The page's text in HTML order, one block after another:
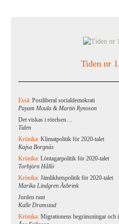
Tiden nr
Essä:Postliberal socialdemokrati
Payam Moula & Martin Rynoson
Det viskas i rörelsen…
Tiden
Krönika:Klimatpolitik för 2020-talet
Kajsa Borgnäs
Krönika:Löntagarpolitik för 2020-talet
Torbjörn Hållö
Krönika:Jämlikhetspolitik för 2020-talet
Marika Lindgren Åsbrink
Jorden runt
Kalle Dramstad
Krönika:Migrationens begränsningar och